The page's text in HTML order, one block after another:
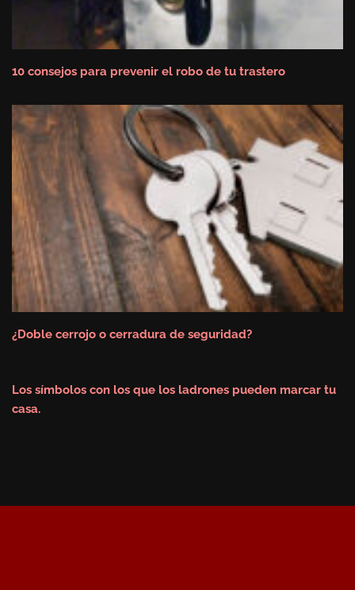
10 consejos para prevenir el robo de tu trastero
¿Doble cerrojo o cerradura de seguridad?
Los símbolos con los que los ladrones pueden marcar tu
casa.